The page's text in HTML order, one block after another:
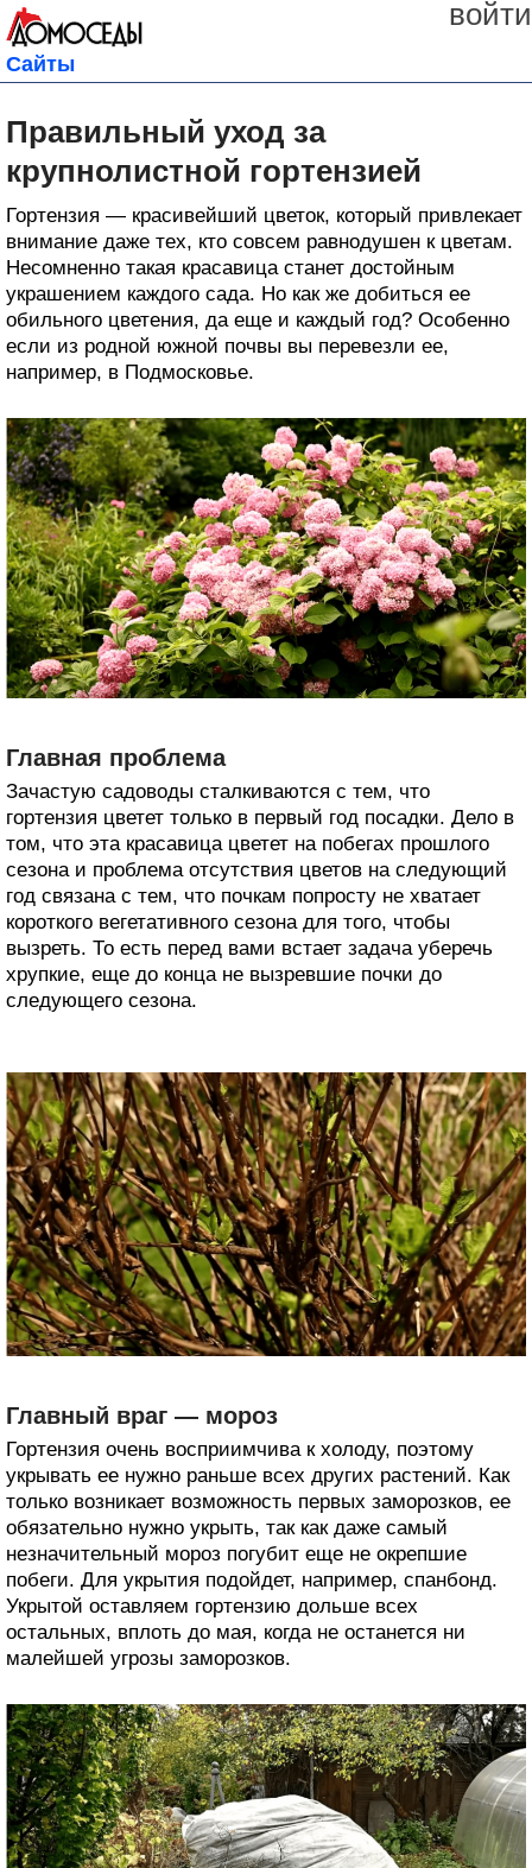
войти
Сайты
Правильный уход за
крупнолистной гортензией
Гортензия — красивейший цветок, который привлекает
внимание даже тех, кто совсем равнодушен к цветам.
Несомненно такая красавица станет достойным
украшением каждого сада. Но как же добиться ее
обильного цветения, да еще и каждый год? Особенно
если из родной южной почвы вы перевезли ее,
например, в Подмосковье.
Главная проблема
Зачастую садоводы сталкиваются с тем, что
гортензия цветет только в первый год посадки. Дело в
том, что эта красавица цветет на побегах прошлого
сезона и проблема отсутствия цветов на следующий
год связана с тем, что почкам попросту не хватает
короткого вегетативного сезона для того, чтобы
вызреть. То есть перед вами встает задача уберечь
хрупкие, еще до конца не вызревшие почки до
следующего сезона.
Главный враг — мороз
Гортензия очень восприимчива к холоду, поэтому
укрывать ее нужно раньше всех других растений. Как
только возникает возможность первых заморозков, ее
обязательно нужно укрыть, так как даже самый
незначительный мороз погубит еще не окрепшие
побеги. Для укрытия подойдет, например, спанбонд.
Укрытой оставляем гортензию дольше всех
остальных, вплоть до мая, когда не останется ни
малейшей угрозы заморозков.